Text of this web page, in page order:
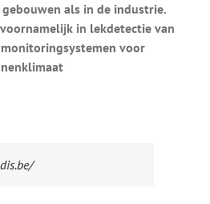
als in de industrie.
in lekdetectie van
voor